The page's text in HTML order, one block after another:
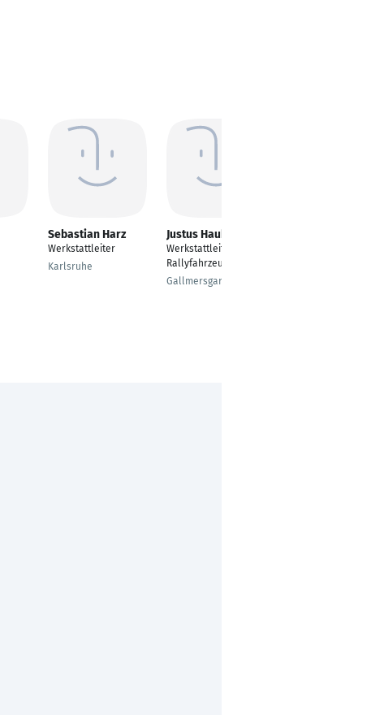
Sebastian Harz
Werkstattleiter
Karlsruhe
Justus Haubner
Werkstattleiter
Rallyfahrzeuge
Gallmersgarten